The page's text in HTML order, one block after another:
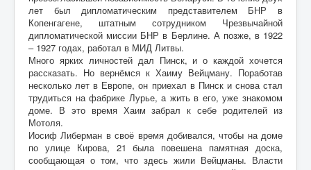
лет был дипломатическим представителем БНР в
Копенгагене, штатным сотрудником Чрезвычайной
дипломатической миссии БНР в Берлине. А позже, в 1922
– 1927 годах, работал в МИД Литвы.
Много ярких личностей дал Пинск, и о каждой хочется
рассказать. Но вернёмся к Хаиму Вейцману. Поработав
несколько лет в Европе, он приехал в Пинск и снова стал
трудиться на фабрике Лурье, а жить в его, уже знакомом
доме. В это время Хаим забрал к себе родителей из
Мотоля.
Иосиф Либерман в своё время добивался, чтобы на доме
по улице Кирова, 21 была повешена памятная доска,
сообщающая о том, что здесь жили Вейцманы. Власти